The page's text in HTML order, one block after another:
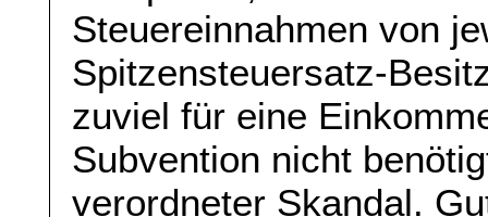
Steuereinnahmen von
Spitzensteuersatz-
zuviel für eine
Subvention nicht
verordneter Skandal.